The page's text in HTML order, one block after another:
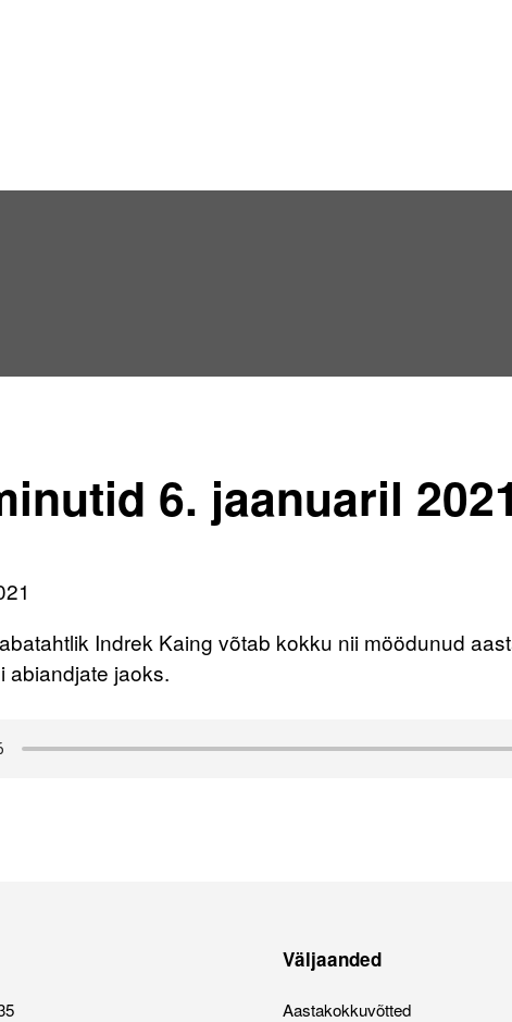
6. jaanuaril 2021
Indrek Kaing võtab kokku nii möödunud
abiandjate jaoks.
Väljaanded
Aastakokkuvõtted